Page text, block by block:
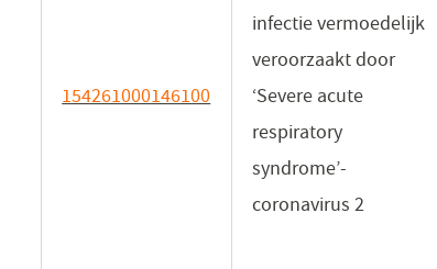
154261000146100 (opent
nieuw
infectie vermoedelijk
veroorzaakt door
‘Severe acute
respiratory
syndrome’-
coronavirus 2